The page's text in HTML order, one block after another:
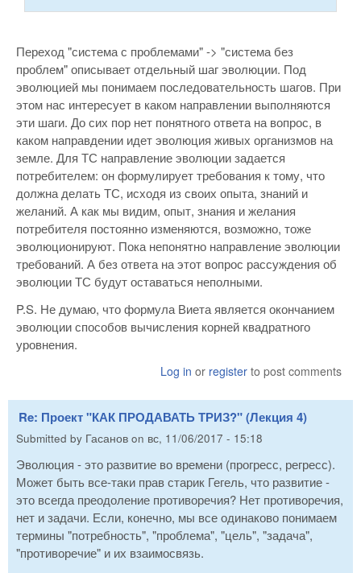
Переход "система с проблемами" -> "система без
проблем" описывает отдельный шаг эволюции. Под
эволюцией мы понимаем последовательность шагов. При
этом нас интересует в каком направлении выполняются
эти шаги. До сих пор нет понятного ответа на вопрос, в
каком направдении идет эволюция живых организмов на
земле. Для ТС направление эволюции задается
потребителем: он формулирует требования к тому, что
должна делать ТС, исходя из своих опыта, знаний и
желаний. А как мы видим, опыт, знания и желания
потребителя постоянно изменяются, возможно, тоже
эволюционируют. Пока непонятно направление эволюции
требований. А без ответа на этот вопрос рассуждения об
эволюции ТС будут оставаться неполными.
P.S. Не думаю, что формула Виета является окончанием
эволюции способов вычисления корней квадратного
уровнения.
Log in or register to post comments
Re: Проект "КАК ПРОДАВАТЬ ТРИЗ?" (Лекция 4)
Submitted by Гасанов on вс, 11/06/2017 - 15:18
Эволюция - это развитие во времени (прогресс, регресс).
Может быть все-таки прав старик Гегель, что развитие -
это всегда преодоление противоречия? Нет противоречия,
нет и задачи. Если, конечно, мы все одинаково понимаем
термины "потребность", "проблема", "цель", "задача",
"противоречие" и их взаимосвязь.